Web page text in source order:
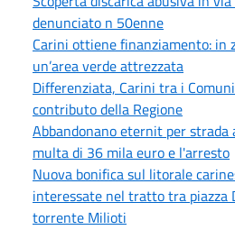
denunciato n 50enne
Carini ottiene finanziamento: in
un’area verde attrezzata
Differenziata, Carini tra i
contributo della Regione
Abbandonano eternit per strada
multa di 36 mila euro e l'arresto
Nuova bonifica sul litorale
interessate nel tratto tra piazza
torrente Milioti